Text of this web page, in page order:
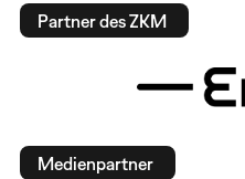
Partner des ZKM
Medienpartner